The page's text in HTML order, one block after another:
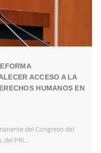
ACCESO A LA
HUMANOS EN
del Congreso del
del PRI...